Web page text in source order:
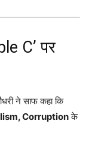
C’ पर
ने साफ कहा कि
Corruptionके